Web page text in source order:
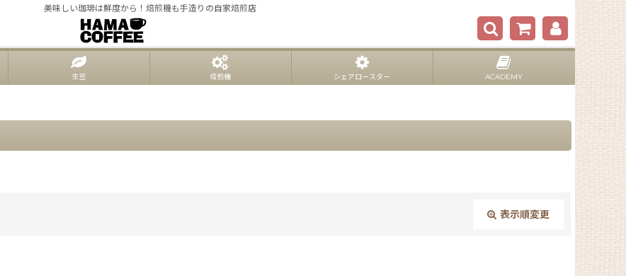
美味しい珈琲は鮮度から！焙煎機も手造りの自家焙煎店
生豆 焙煎機 シェアロースター ACADEMY
表示順変更